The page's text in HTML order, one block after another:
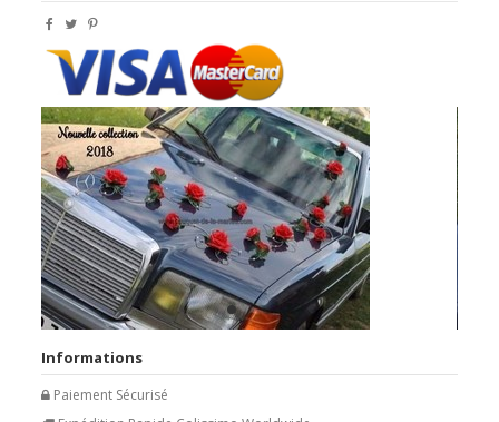
Informations
Paiement Sécurisé